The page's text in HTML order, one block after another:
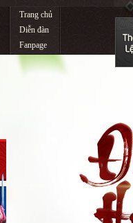
Trang chủ
Diễn đàn
Fanpage